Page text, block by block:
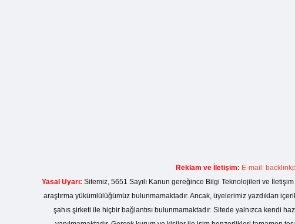
Reklam ve İletişim: E-mail:
Yasal Uyarı: Sitemiz, 5651 Sayılı Kanun gereğince Bilgi Teknolojileri ve
araştırma yükümlülüğümüz bulunmamaktadır. Ancak, üyelerimiz yazdıkları
şahıs şirketi ile hiçbir bağlantısı bulunmamaktadır. Sitede yalnızca kendi